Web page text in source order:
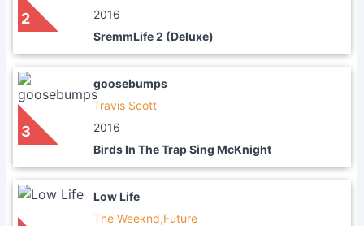
2
2016
SremmLife 2 (Deluxe)
3
goosebumps
Travis Scott
2016
Birds In The Trap Sing McKnight
Low Life
The Weeknd,Future